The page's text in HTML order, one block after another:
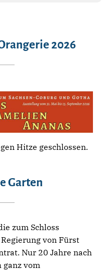
2026
Hitze geschlossen.
Garten
zum Schloss
von Fürst
Nur 20 Jahre nach
ganz vom